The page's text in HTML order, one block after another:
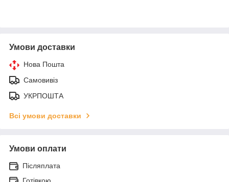
Умови доставки
Нова Пошта
Самовивіз
УКРПОШТА
Всі умови доставки
Умови оплати
Післяплата
Готівкою